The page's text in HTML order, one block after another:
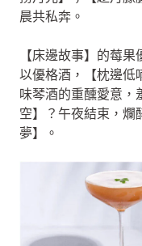
晨共私奔。
【床邊故事】的莓
以優格酒，【枕邊低
味琴酒的重醺愛意，
空】？午夜結束，爛
夢】。